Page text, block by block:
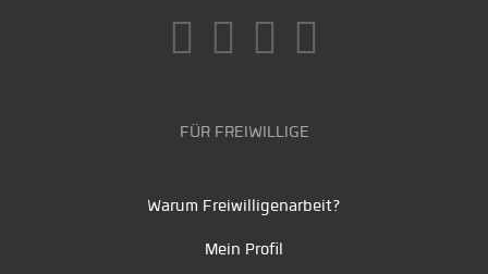
FÜR FREIWILLIGE
Warum Freiwilligenarbeit?
Mein Profil